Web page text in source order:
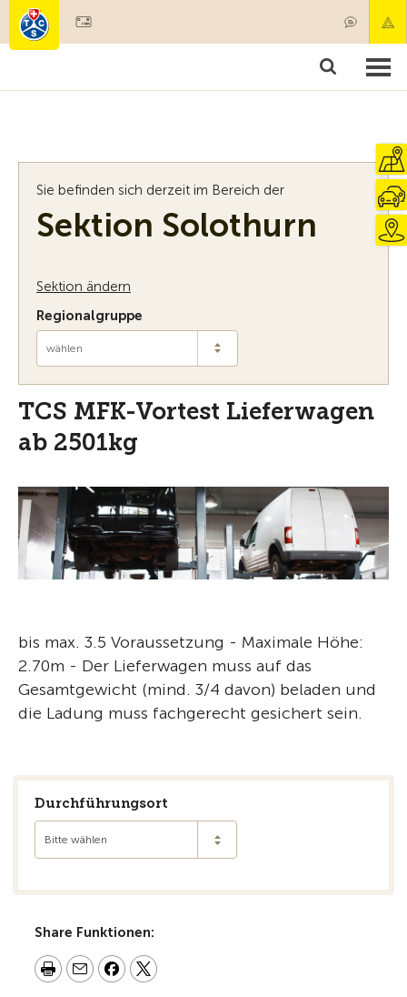
Mitgliedschaft & Leistungen
Sie befinden sich derzeit im Bereich der
Sektion Solothurn
Sektion ändern
Regionalgruppe
wählen
TCS MFK-Vortest Lieferwagen
ab 2501kg
bis max. 3.5 Voraussetzung - Maximale Höhe:
2.70m - Der Lieferwagen muss auf das
Gesamtgewicht (mind. 3/4 davon) beladen und
die Ladung muss fachgerecht gesichert sein.
Durchführungsort
Bitte wählen
Share Funktionen: